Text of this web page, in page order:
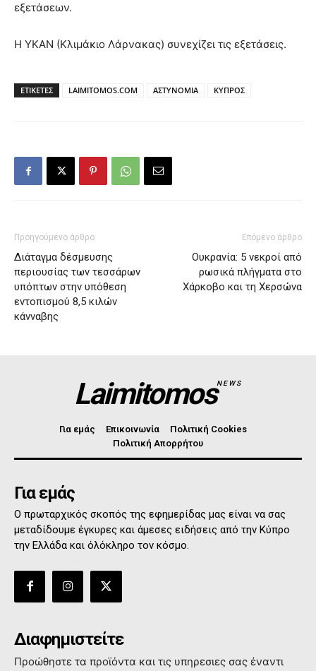
εξετάσεων.
Η ΥΚΑΝ (Κλιμάκιο Λάρνακας) συνεχίζει τις εξετάσεις.
ΕΤΙΚΕΤΕΣ LAIMITOMOS.COM ΑΣΤΥΝΟΜΙΑ ΚΥΠΡΟΣ
Προηγούμενο άρθρο
Διάταγμα δέσμευσης
περιουσίας των τεσσάρων
υπόπτων στην υπόθεση
εντοπισμού 8,5 κιλών
κάνναβης
Επόμενο άρθρο
Ουκρανία: 5 νεκροί από
ρωσικά πλήγματα στο
Χάρκοβο και τη Χερσώνα
LaimitomosNEWS
Για εμάς Επικοινωνία
Πολιτική Cookies
Πολιτική Απορρήτου
Για εμάς
Ο πρωταρχικός σκοπός της εφημερίδας μας είναι να σας
μεταδίδουμε έγκυρες και άμεσες ειδήσεις από την Κύπρο
την Ελλάδα και όλόκληρο τον κόσμο.
Διαφημιστείτε
Προώθηστε τα προϊόντα και τις υπηρεσιες σας έναντι